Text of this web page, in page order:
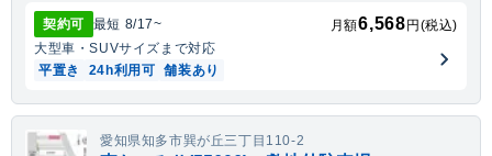
契約可 最短 8/17~ 月額6,568円(税込)
大型車・SUVサイズまで対応
平置き
24h利用可 舗装あり
愛知県知多市巽が丘三丁目110-2